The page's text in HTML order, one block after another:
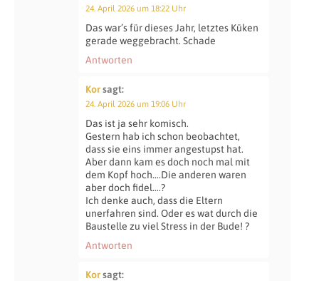
24. April 2026 um 18:22 Uhr
Das war’s für dieses Jahr, letztes Küken
gerade weggebracht. Schade
Antworten
Korsagt:
24. April 2026 um 19:06 Uhr
Das ist ja sehr komisch.
Gestern hab ich schon beobachtet,
dass sie eins immer angestupst hat.
Aber dann kam es doch noch mal mit
dem Kopf hoch….Die anderen waren
aber doch fidel….?
Ich denke auch, dass die Eltern
unerfahren sind. Oder es wat durch die
Baustelle zu viel Stress in der Bude! ?
Antworten
Korsagt: